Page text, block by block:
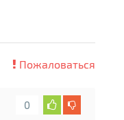
Пожаловаться
0